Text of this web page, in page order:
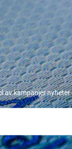
av kampanjer